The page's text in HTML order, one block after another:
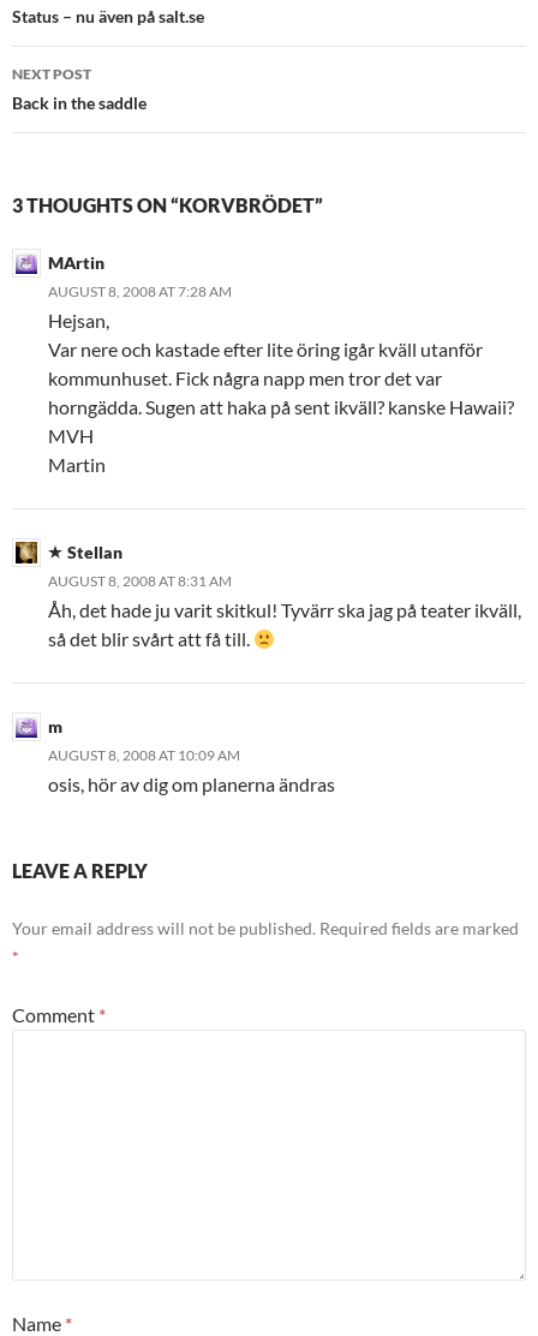
navigation
Status – nu även på salt.se
NEXT POST
Back in the saddle
3 THOUGHTS ON “KORVBRÖDET”
MArtin
AUGUST 8, 2008 AT 7:28 AM
Hejsan,
Var nere och kastade efter lite öring igår kväll utanför
kommunhuset. Fick några napp men tror det var
horngädda. Sugen att haka på sent ikväll? kanske Hawaii?
MVH
Martin
Stellan
AUGUST 8, 2008 AT 8:31 AM
Åh, det hade ju varit skitkul! Tyvärr ska jag på teater ikväll,
så det blir svårt att få till.
m
AUGUST 8, 2008 AT 10:09 AM
osis, hör av dig om planerna ändras
LEAVE A REPLY
Your email address will not be published. Required fields are marked
*
Comment *
Name *